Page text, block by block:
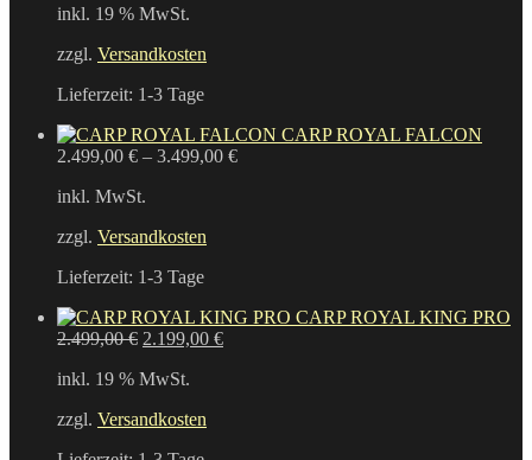
inkl. 19 % MwSt.
zzgl. Versandkosten
Lieferzeit: 1-3 Tage
CARP ROYAL FALCON
2.499,00 € – 3.499,00 €
inkl. MwSt.
zzgl. Versandkosten
Lieferzeit: 1-3 Tage
CARP ROYAL KING PRO
2.499,00€ Ursprünglicher
war:
2.199,00 €Aktueller
inkl. 19 % MwSt.
zzgl. Versandkosten